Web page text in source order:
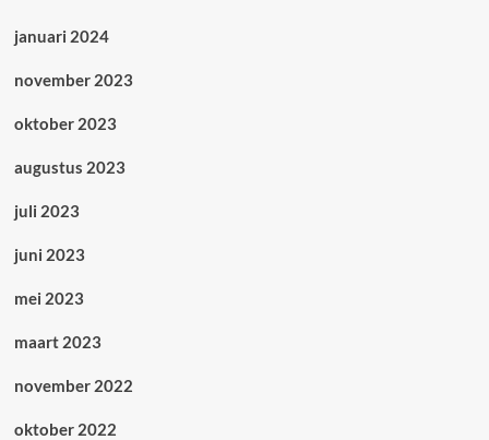
januari 2024
november 2023
oktober 2023
augustus 2023
juli 2023
juni 2023
mei 2023
maart 2023
november 2022
oktober 2022